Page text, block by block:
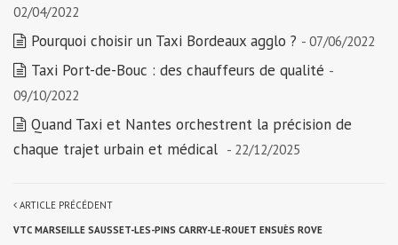
02/04/2022
Pourquoi choisir un Taxi Bordeaux agglo ? - 07/06/2022
Taxi Port-de-Bouc : des chauffeurs de qualité -
09/10/2022
Quand Taxi et Nantes orchestrent la précision de
chaque trajet urbain et médical - 22/12/2025
ARTICLE PRÉCÉDENT
VTC MARSEILLE SAUSSET-LES-PINS CARRY-LE-ROUET ENSUÈS ROVE